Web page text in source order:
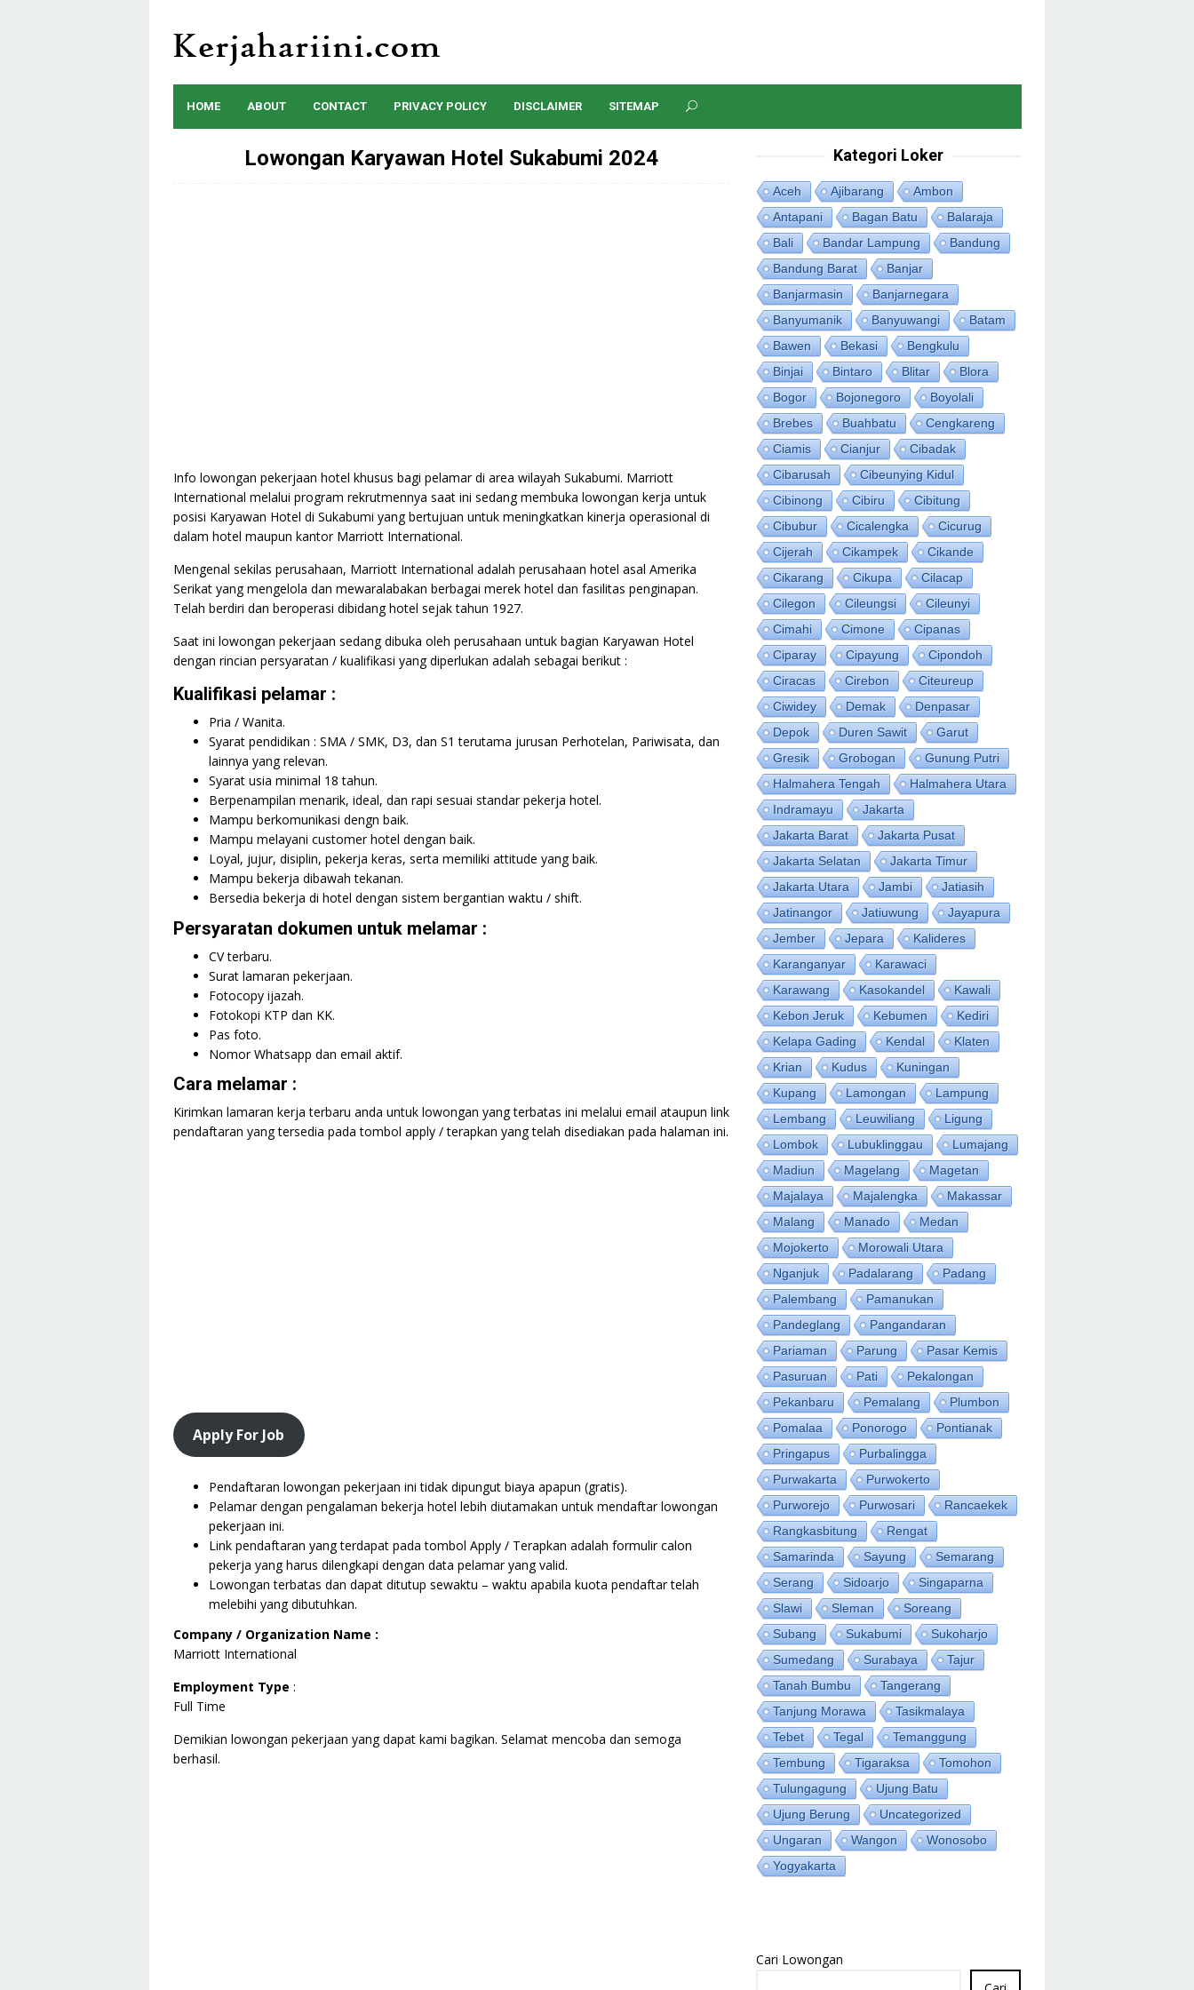
content
HOME ABOUT CONTACT PRIVACY POLICY DISCLAIMER SITEMAP
Lowongan Karyawan Hotel Sukabumi 2024
Info lowongan pekerjaan hotel khusus bagi pelamar di area wilayah Sukabumi. Marriott
International melalui program rekrutmennya saat ini sedang membuka lowongan kerja untuk
posisi Karyawan Hotel di Sukabumi yang bertujuan untuk meningkatkan kinerja operasional di
dalam hotel maupun kantor Marriott International.
Mengenal sekilas perusahaan, Marriott International adalah perusahaan hotel asal Amerika
Serikat yang mengelola dan mewaralabakan berbagai merek hotel dan fasilitas penginapan.
Telah berdiri dan beroperasi dibidang hotel sejak tahun 1927.
Saat ini lowongan pekerjaan sedang dibuka oleh perusahaan untuk bagian Karyawan Hotel
dengan rincian persyaratan / kualifikasi yang diperlukan adalah sebagai berikut :
Kualifikasi pelamar :
Pria / Wanita.
Syarat pendidikan : SMA / SMK, D3, dan S1 terutama jurusan Perhotelan, Pariwisata, dan
lainnya yang relevan.
Syarat usia minimal 18 tahun.
Berpenampilan menarik, ideal, dan rapi sesuai standar pekerja hotel.
Mampu berkomunikasi dengn baik.
Mampu melayani customer hotel dengan baik.
Loyal, jujur, disiplin, pekerja keras, serta memiliki attitude yang baik.
Mampu bekerja dibawah tekanan.
Bersedia bekerja di hotel dengan sistem bergantian waktu / shift.
Persyaratan dokumen untuk melamar :
CV terbaru.
Surat lamaran pekerjaan.
Fotocopy ijazah.
Fotokopi KTP dan KK.
Pas foto.
Nomor Whatsapp dan email aktif.
Cara melamar :
Kirimkan lamaran kerja terbaru anda untuk lowongan yang terbatas ini melalui email ataupun link
pendaftaran yang tersedia pada tombol apply / terapkan yang telah disediakan pada halaman ini.
Apply For Job
Pendaftaran lowongan pekerjaan ini tidak dipungut biaya apapun (gratis).
Pelamar dengan pengalaman bekerja hotel lebih diutamakan untuk mendaftar lowongan
pekerjaan ini.
Link pendaftaran yang terdapat pada tombol Apply / Terapkan adalah formulir calon
pekerja yang harus dilengkapi dengan data pelamar yang valid.
Lowongan terbatas dan dapat ditutup sewaktu – waktu apabila kuota pendaftar telah
melebihi yang dibutuhkan.
Company / Organization Name :
Marriott International
Employment Type :
Full Time
Demikian lowongan pekerjaan yang dapat kami bagikan. Selamat mencoba dan semoga
berhasil.
Kategori Loker
Aceh Ajibarang
Ambon
Antapani
Bagan Batu
Balaraja
Bali
Bandar Lampung
Bandung
Bandung Barat
Banjar
Banjarmasin
Banjarnegara
Banyumanik
Banyuwangi
Batam
Bawen
Bekasi
Bengkulu
Binjai
Bintaro Blitar
Blora
Bogor
Bojonegoro
Boyolali
Brebes
Buahbatu
Cengkareng
Ciamis
Cianjur
Cibadak
Cibarusah
Cibeunying Kidul
Cibinong
Cibiru
Cibitung
Cibubur
Cicalengka
Cicurug
Cijerah
Cikampek
Cikande
Cikarang
Cikupa
Cilacap
Cilegon
Cileungsi
Cileunyi
Cimahi
Cimone
Cipanas
Ciparay
Cipayung
Cipondoh
Ciracas
Cirebon
Citeureup
Ciwidey
Demak
Denpasar
Depok
Duren Sawit
Garut
Gresik
Grobogan
Gunung Putri
Halmahera Tengah
Halmahera Utara
Indramayu
Jakarta
Jakarta Barat
Jakarta Pusat
Jakarta Selatan
Jakarta Timur
Jakarta Utara
Jambi
Jatiasih
Jatinangor
Jatiuwung
Jayapura
Jember
Jepara
Kalideres
Karanganyar
Karawaci
Karawang
Kasokandel
Kawali
Kebon Jeruk
Kebumen
Kediri
Kelapa Gading
Kendal
Klaten
Krian
Kudus
Kuningan
Kupang
Lamongan
Lampung
Lembang
Leuwiliang
Ligung
Lombok
Lubuklinggau
Lumajang
Madiun
Magelang
Magetan
Majalaya
Majalengka
Makassar
Malang
Manado
Medan
Mojokerto
Morowali Utara
Nganjuk
Padalarang
Padang
Palembang
Pamanukan
Pandeglang
Pangandaran
Pariaman
Parung
Pasar Kemis
Pasuruan
Pati
Pekalongan
Pekanbaru
Pemalang
Plumbon
Pomalaa
Ponorogo
Pontianak
Pringapus
Purbalingga
Purwakarta
Purwokerto
Purworejo
Purwosari
Rancaekek
Rangkasbitung
Rengat
Samarinda
Sayung
Semarang
Serang
Sidoarjo
Singaparna
Slawi
Sleman
Soreang
Subang
Sukabumi
Sukoharjo
Sumedang
Surabaya
Tajur
Tanah Bumbu
Tangerang
Tanjung Morawa
Tasikmalaya
Tebet
Tegal
Temanggung
Tembung
Tigaraksa
Tomohon
Tulungagung
Ujung Batu
Ujung Berung
Uncategorized
Ungaran
Wangon
Wonosobo
Yogyakarta
Cari Lowongan